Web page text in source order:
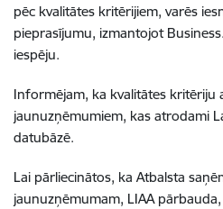
pēc kvalitātes kritērijiem, varēs
pieprasījumu, izmantojot
iespēju.
Informējam, ka kvalitātes kritēriju
jaunuzņēmumiem, kas atrodami
datubāzē.
Lai pārliecinātos, ka Atbalsta
jaunuzņēmumam, LIAA